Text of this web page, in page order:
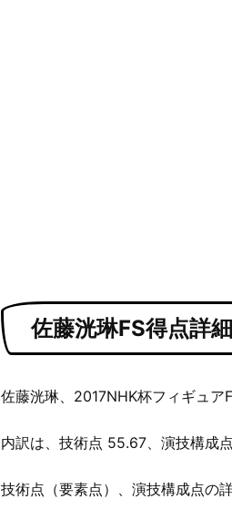
佐藤洸琳FS得点詳細
佐藤洸琳、2017NHK杯フィギュア
内訳は、技術点 55.67、演技構成
技術点（要素点）、演技構成点の